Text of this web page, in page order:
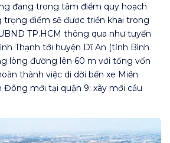
đang trong tâm điểm quy hoạch
trọng điểm sẽ được triển khai trong
TP.HCM thông qua như tuyến
Thạnh tới huyện Dĩ An (tỉnh Bình
lòng đường lên 60 m với tổng vốn
thành việc di dời bến xe Miền
Đông mới tại quận 9; xây mới cầu